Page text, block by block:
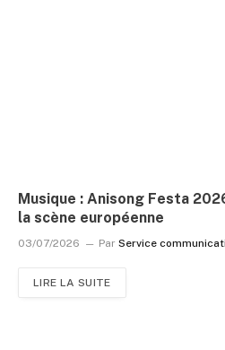
Musique : Anisong Festa
la scène européenne
03/07/2026 Par Service
LIRE LA SUITE